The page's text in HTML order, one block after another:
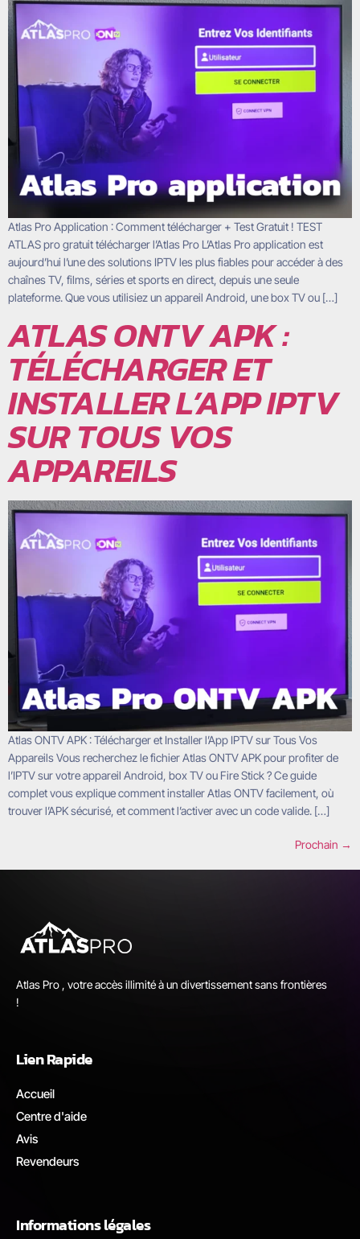
Atlas Pro Application : Comment télécharger + Test Gratuit ! TEST
ATLAS pro gratuit télécharger l’Atlas Pro L’Atlas Pro application est
aujourd’hui l’une des solutions IPTV les plus fiables pour accéder à des
chaînes TV, films, séries et sports en direct, depuis une seule
plateforme. Que vous utilisiez un appareil Android, une box TV ou […]
ATLAS ONTV APK :
TÉLÉCHARGER ET
INSTALLER L’APP IPTV
SUR TOUS VOS
APPAREILS
Atlas ONTV APK : Télécharger et Installer l’App IPTV sur Tous Vos
Appareils Vous recherchez le fichier Atlas ONTV APK pour profiter de
l’IPTV sur votre appareil Android, box TV ou Fire Stick ? Ce guide
complet vous explique comment installer Atlas ONTV facilement, où
trouver l’APK sécurisé, et comment l’activer avec un code valide. […]
Prochain →
Atlas Pro , votre accès illimité à un divertissement sans frontières
!
Lien Rapide
Accueil
Centre d'aide
Avis
Revendeurs
Informations légales